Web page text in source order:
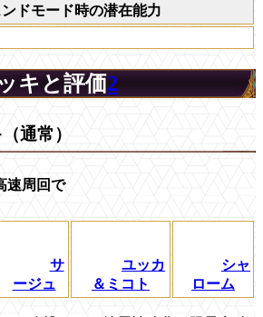
ドモード時の潜在能力
キと評価2
通常）
速周回で
サ
ージュ
ユッカ
＆ミコト
シャ
ローム